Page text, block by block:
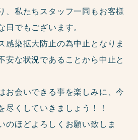
、私たちスタッフ一同もお客様
日でもございます。
感染拡大防止の為中止となりま
安な状況であることから中止と
お会いできる事を楽しみに、今
尽くしていきましょう！！
のほどよろしくお願い致しま